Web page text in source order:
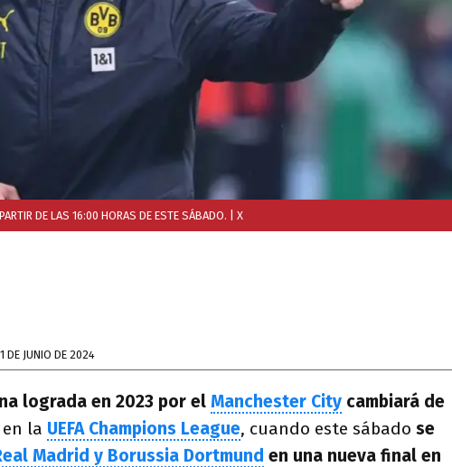
DE LAS 16:00 HORAS DE ESTE SÁBADO. | X
DE JUNIO DE 2024
lograda en 2023 por el Manchester City cambiará de
en la UEFA Champions League, cuando este sábado se
Madrid y Borussia Dortmund en una nueva final en